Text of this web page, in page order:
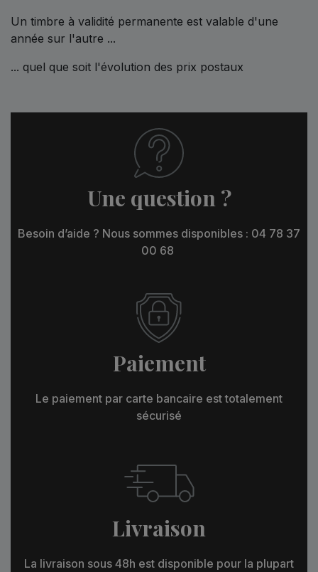
Un timbre à validité permanente est valable d'une
année sur l'autre ...
... quel que soit l'évolution des prix postaux
Une question ?
Besoin d’aide ? Nous sommes disponibles : 04 78 37
00 68
Paiement
Le paiement par carte bancaire est totalement
sécurisé
Livraison
La livraison sous 48h est disponible pour la plupart